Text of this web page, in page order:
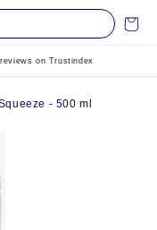
Chariot
reviews on Trustindex
- 500 ml